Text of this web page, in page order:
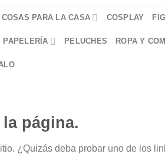
COSAS PARA LA CASA COSPLAY
PAPELERÍA PELUCHES ROPA Y
página.
¿Quizás deba probar uno de los